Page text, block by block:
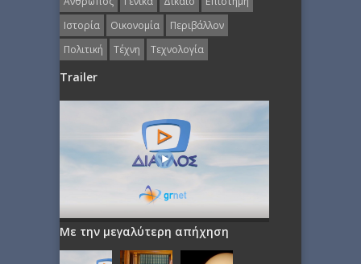
Ιστορία
Οικονομία
Περιβάλλον
Πολιτική
Τέχνη Τεχνολογία
Trailer
Με την μεγαλύτερη απήχηση